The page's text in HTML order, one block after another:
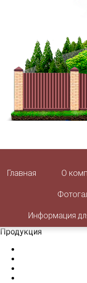
Главная О
Информация
Продукция